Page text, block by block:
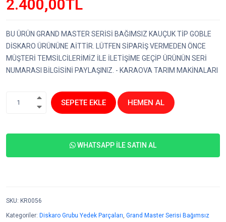
2.400,00TL
BU ÜRÜN GRAND MASTER SERİSİ BAĞIMSIZ KAUÇUK TİP GOBLE
DİSKARO ÜRÜNÜNE AİTTİR. LÜTFEN SİPARİŞ VERMEDEN ÖNCE
MÜŞTERİ TEMSİLCİLERİMİZ İLE İLETİŞİME GEÇİP ÜRÜNÜN SERİ
NUMARASI BİLGİSİNİ PAYLAŞINIZ. - KARAOVA TARIM MAKİNALARI
1 SEPETE EKLE HEMEN AL
WHATSAPP İLE SATIN AL
SKU: KR0056
Kategoriler: Diskaro Grubu Yedek Parçaları, Grand Master Serisi Bağımsız